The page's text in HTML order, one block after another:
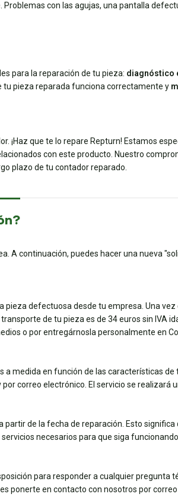
con las agujas, una pantalla
para la reparación de tu pieza: diagnóstico
tu pieza reparada funciona correctamente y
que te lo repare Repturn! Estamos
con este producto. Nuestro
plazo de tu contador reparado.
A continuación, puedes hacer una nueva
pieza defectuosa desde tu empresa. Una
de tu pieza es de 34 euros sin IVA
o por entregárnosla personalmente en
medida en función de las características
correo electrónico. El servicio se realizará
de la fecha de reparación. Esto
necesarios para que siga
para responder a cualquier
ponerte en contacto con nosotros por